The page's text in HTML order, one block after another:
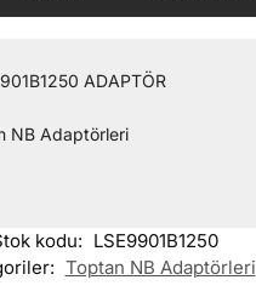
ADAPTÖR
NB Adaptörleri
kodu: LSE9901B1250
Toptan NB Adaptörleri